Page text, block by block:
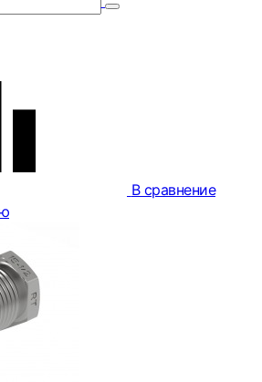
В сравнение